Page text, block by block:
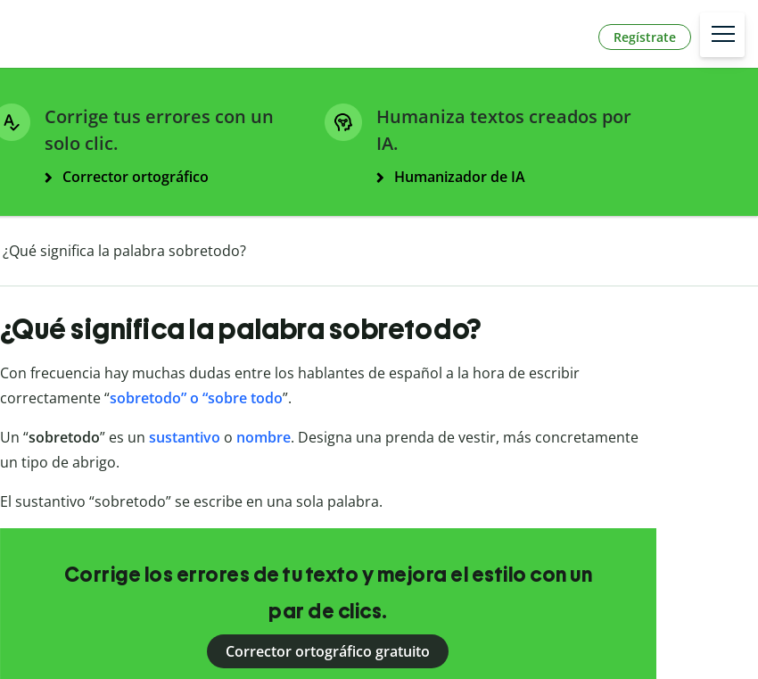
Regístrate
Corrige tus errores con un
solo clic.
Corrector ortográfico
Humaniza textos creados por
IA.
Humanizador de IA
¿Qué significa la palabra sobretodo?
¿Qué significa la palabra sobretodo?
Con frecuencia hay muchas dudas entre los hablantes de español a la hora de escribir
correctamente “sobretodo” o “sobre todo”.
Un “sobretodo” es un sustantivo o nombre. Designa una prenda de vestir, más concretamente
un tipo de abrigo.
El sustantivo “sobretodo” se escribe en una sola palabra.
Corrige los errores de tu texto y mejora el estilo con un
par de clics.
Corrector ortográfico gratuito